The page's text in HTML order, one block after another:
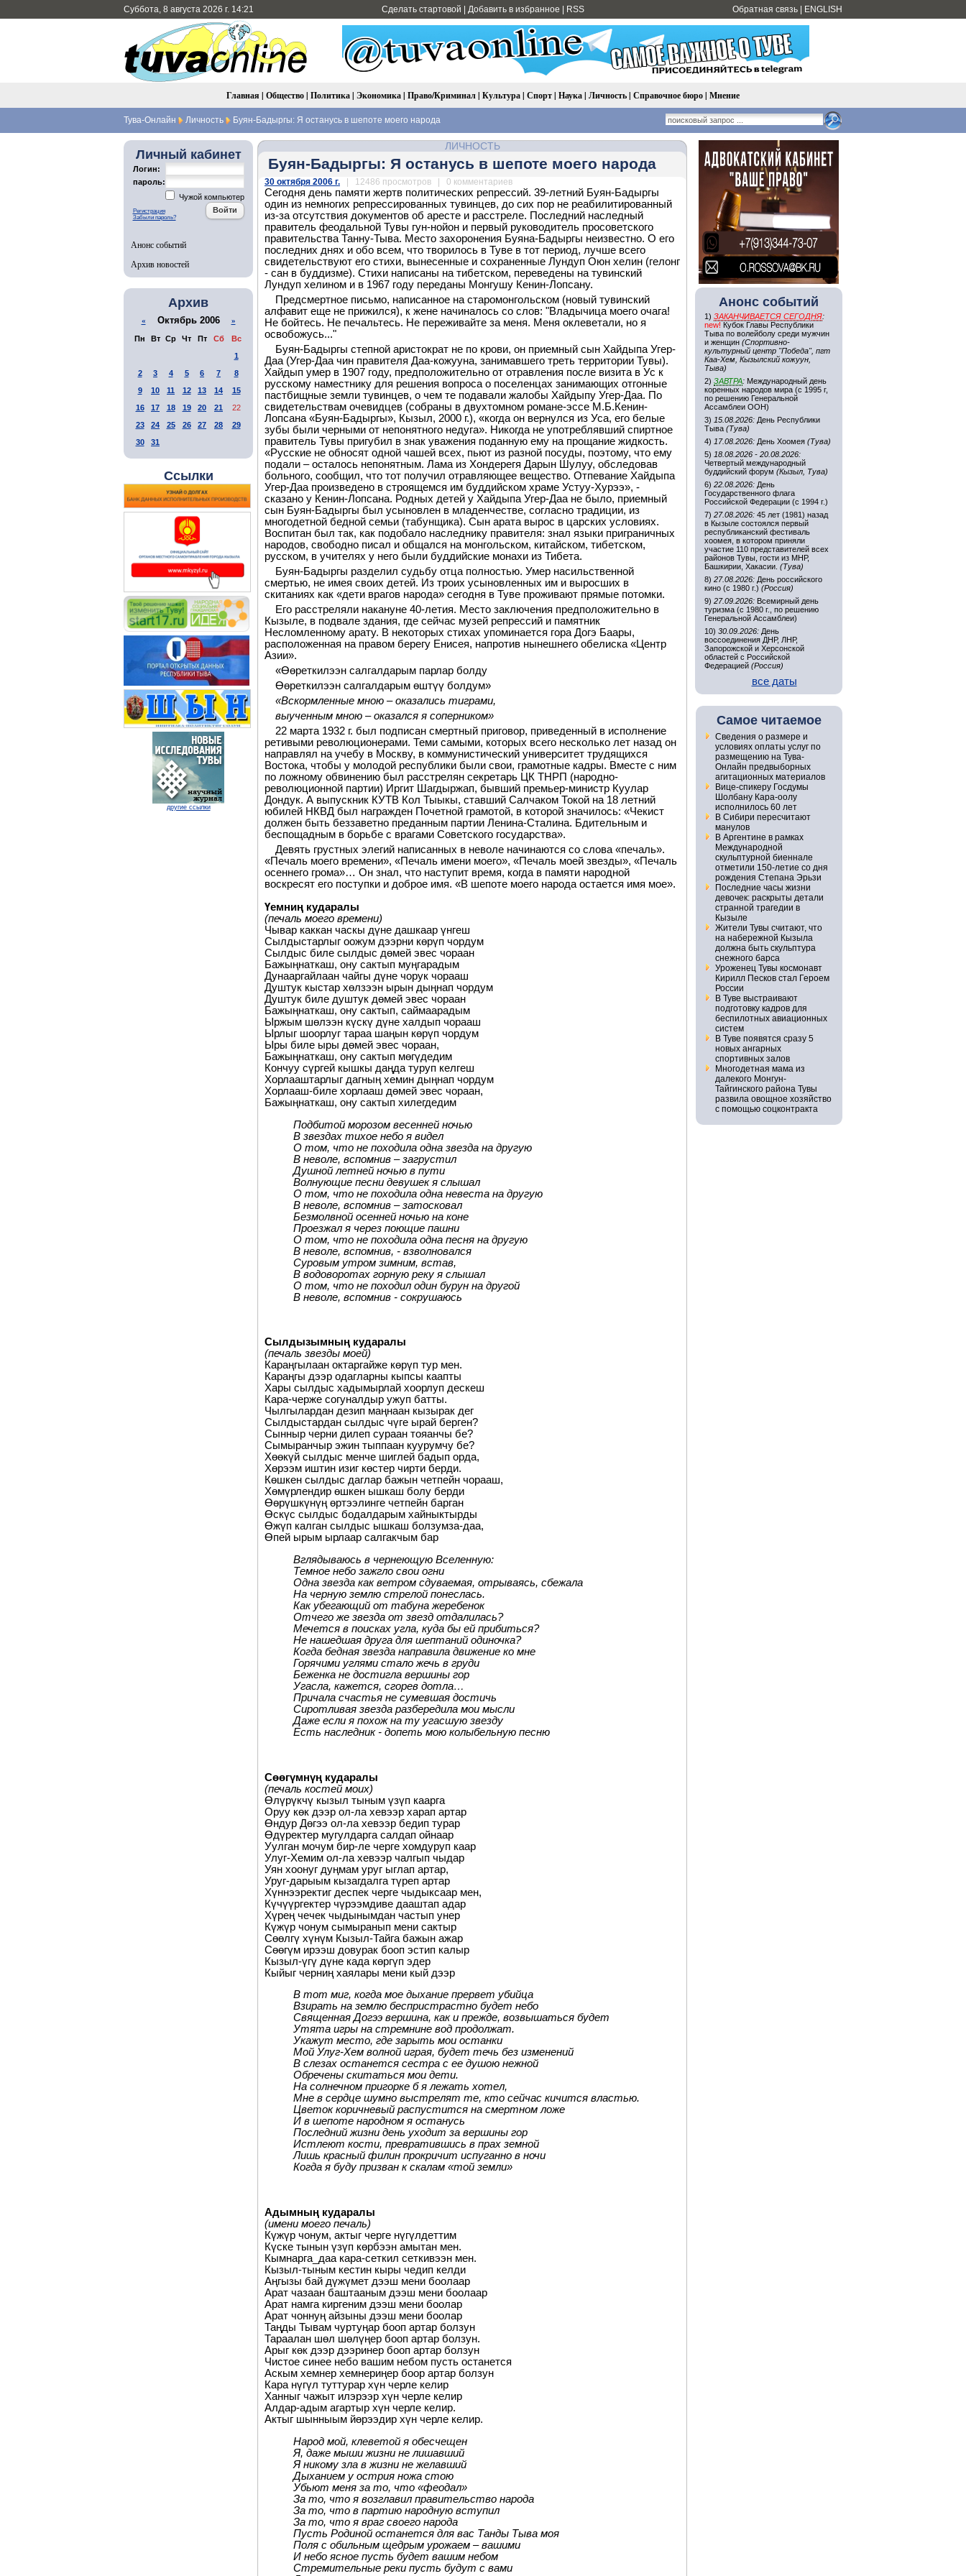
Суббота, 8 августа 2026 г. 14:21 Сделать стартовой Добавить в избранное RSS Обратная связь ENGLISH
Главная | Общество| Политика| Экономика| Право/Криминал| Культура| Спорт| Наука| Личность| Справочное бюро| Мнение
Тува-Онлайн Личность Буян-Бадыргы: Я останусь в шепоте моего народа
Личный кабинет
Логин:
пароль:
Чужой компьютер
Регистрация
Забыли пароль?
Анонс событий
Архив новостей
Архив
« Октябрь 2006 »
Пн Вт Ср Чт Пт Сб
Вс
1
2
3 4 5 6 7
8
9
10 11 12 13 14
15
16
17 18 19 20 21
22
23
24 25 26 27 28
29
30
31
Ссылки
другие ссылки
ЛИЧНОСТЬ
Буян-Бадыргы: Я останусь в шепоте моего народа
30 октября 2006 г. | 12486 просмотров | 0 комментариев
Сегодня день памяти жертв политических репрессий. 39-летний Буян-Бадыргы
один из немногих репрессированных тувинцев, до сих пор не реабилитированный
из-за отсутствия документов об аресте и расстреле. Последний наследный
правитель феодальной Тувы гун-нойон и первый руководитель просоветского
правительства Танну-Тыва. Место захоронения Буяна-Бадыргы неизвестно. О его
последних днях и обо всем, что творилось в Туве в тот период, лучше всего
свидетельствуют его стихи, вынесенные и сохраненные Лундуп Оюн хелин (гелонг
- сан в буддизме). Стихи написаны на тибетском, переведены на тувинский
Лундуп хелином и в 1967 году переданы Монгушу Кенин-Лопсану.
Предсмертное письмо, написанное на старомонгольском (новый тувинский
алфавит еще не прижился), к жене начиналось со слов: "Владычица моего очага!
Не бойтесь. Не печальтесь. Не переживайте за меня. Меня оклеветали, но я
освобожусь..."
Буян-Бадыргы степной аристократ не по крови, он приемный сын Хайдыпа Угер-
Даа (Угер-Даа чин правителя Даа-кожууна, занимавшего треть территории Тувы).
Хайдып умер в 1907 году, предположительно от отравления после визита в Ус к
русскому наместнику для решения вопроса о поселенцах занимающих отгонные
пастбищные земли тувинцев, о чем те подавали жалобы Хайдыпу Угер-Даа. По
свидетельствам очевидцев (собраны в двухтомном романе-эссе М.Б.Кенин-
Лопсана «Буян-Бадыргы», Кызыл, 2000 г.), «когда он вернулся из Уса, его белые
зубы были черными от непонятного недуга». Никогда не употреблявший спиртное
правитель Тувы пригубил в знак уважения поданную ему на прощание жидкость.
«Русские не обносят одной чашей всех, пьют из разной посуды, поэтому, что ему
подали – осталось непонятным. Лама из Хондерегя Дарын Шулуу, обследовав
больного, сообщил, что тот получил отравляющее вещество. Отпевание Хайдыпа
Угер-Даа произведено в строящемся им буддийском храме Устуу-Хурээ», -
сказано у Кенин-Лопсана. Родных детей у Хайдыпа Угер-Даа не было, приемный
сын Буян-Бадыргы был усыновлен в младенчестве, согласно традиции, из
многодетной бедной семьи (табунщика). Сын арата вырос в царских условиях.
Воспитан был так, как подобало наследнику правителя: знал языки приграничных
народов, свободно писал и общался на монгольском, китайском, тибетском,
русском, в учителях у него были буддийские монахи из Тибета.
Буян-Бадыргы разделил судьбу отца полностью. Умер насильственной
смертью, не имея своих детей. Из троих усыновленных им и выросших в
скитаниях как «дети врагов народа» сегодня в Туве проживают прямые потомки.
Его расстреляли накануне 40-летия. Место заключения предположительно в
Кызыле, в подвале здания, где сейчас музей репрессий и памятник
Несломленному арату. В некоторых стихах упоминается гора Догэ Баары,
расположенная на правом берегу Енисея, напротив нынешнего обелиска «Центр
Азии».
«Өөреткилээн салгалдарым парлар болду
Өөреткилээн салгалдарым өштүү болдум»
«Вскормленные мною – оказались тиграми,
выученным мною – оказался я соперником»
22 марта 1932 г. был подписан смертный приговор, приведенный в исполнение
ретивыми революционерами. Теми самыми, которых всего несколько лет назад он
направлял на учебу в Москву, в коммунистический университет трудящихся
Востока, чтобы у молодой республики были свои, грамотные кадры. Вместе с ним
по ложному обвинению был расстрелян секретарь ЦК ТНРП (народно-
революционной партии) Иргит Шагдыржап, бывший премьер-министр Куулар
Дондук. А выпускник КУТВ Кол Тыыкы, ставший Салчаком Токой на 18 летний
юбилей НКВД был награжден Почетной грамотой, в которой значилось: «Чекист
должен быть беззаветно преданным партии Ленина-Сталина. Бдительным и
беспощадным в борьбе с врагами Советского государства».
Девять грустных элегий написанных в неволе начинаются со слова «печаль».
«Печаль моего времени», «Печаль имени моего», «Печаль моей звезды», «Печаль
осеннего грома»… Он знал, что наступит время, когда в памяти народной
воскресят его поступки и доброе имя. «В шепоте моего народа остается имя мое».
Үемниң кударалы
(печаль моего времени)
Чывар каккан часкы дүне дашкаар үнгеш
Сылдыстарлыг оожум дээрни көрүп чордум
Сылдыс биле сылдыс дөмей эвес чораан
Бажыңнаткаш, ону сактып муңгарадым
Дунааргайлаан чайгы дүне чорук чорааш
Душтук кыстар хөлзээн ырын дыңнап чордум
Душтук биле душтук дөмей эвес чораан
Бажыңнаткаш, ону сактып, саймаарадым
Ыржым шөлээн күскү дүне халдып чорааш
Ырлыг шоорлуг тараа шаңын көрүп чордум
Ыры биле ыры дөмей эвес чораан,
Бажыңнаткаш, ону сактып мөгүдедим
Кончуу сүргей кышкы даңда туруп келгеш
Хорлааштарлыг дагның хемин дыңнап чордум
Хорлааш-биле хорлааш дөмей эвес чораан,
Бажыңнаткаш, ону сактып хилегдедим
Подбитой морозом весенней ночью
В звездах тихое небо я видел
О том, что не походила одна звезда на другую
В неволе, вспомнив – загрустил
Душной летней ночью в пути
Волнующие песни девушек я слышал
О том, что не походила одна невеста на другую
В неволе, вспомнив – затосковал
Безмолвной осенней ночью на коне
Проезжал я через поющие пашни
О том, что не походила одна песня на другую
В неволе, вспомнив, - взволновался
Суровым утром зимним, встав,
В водоворотах горную реку я слышал
О том, что не походил один бурун на другой
В неволе, вспомнив - сокрушаюсь
Сылдызымның кударалы
(печаль звезды моей)
Караңгылаан октаргайже көрүп тур мен.
Караңгы дээр одагларны кыпсы каапты
Хары сылдыс хадымырлай хоорлуп дескеш
Кара-черже согуналдыр ужуп батты.
Чылгылардан дезип маңнаан кызырак дег
Сылдыстардан сылдыс чүге ырай берген?
Сынныр черни дилеп сураан тояанчы бе?
Сымыранчыр эжин тыппаан куурумчу бе?
Хөөкүй сылдыс менче шиглей бадып орда,
Хөрээм иштин изиг көстер чирти берди.
Көшкен сылдыс даглар бажын четпейн чорааш,
Хөмүрлендир өшкен ышкаш болу берди
Өөрүшкүнүң өртээлинге четпейн барган
Өскүс сылдыс бодалдарым хайныктырды
Өжүп калган сылдыс ышкаш болзумза-даа,
Өпей ырым ырлаар салгакчым бар
Вглядываюсь в чернеющую Вселенную:
Темное небо зажгло свои огни
Одна звезда как ветром сдуваемая, отрываясь, сбежала
На черную землю стрелой понеслась.
Как убегающий от табуна жеребенок
Отчего же звезда от звезд отдалилась?
Мечется в поисках угла, куда бы ей прибиться?
Не нашедшая друга для шептаний одиночка?
Когда бедная звезда направила движение ко мне
Горячими углями стало жечь в груди
Беженка не достигла вершины гор
Угасла, кажется, сгорев дотла…
Причала счастья не сумевшая достичь
Сиротливая звезда разбередила мои мысли
Даже если я похож на ту угасшую звезду
Есть наследник - допеть мою колыбельную песню
Сөөгүмнүң кударалы
(печаль костей моих)
Өлүрүкчү кызыл тыным үзүп каарга
Оруу көк дээр ол-ла хевээр харап артар
Өндур Дөгээ ол-ла хевээр бедип турар
Өдүректер мугулдарга салдап ойнаар
Уулган мочум бир-ле черге хомдуруп каар
Улуг-Хемим ол-ла хевээр чалгып чыдар
Уян хоонуг дуңмам уруг ыглап артар,
Уруг-дарыым кызагдалга түреп артар
Хүннээректиг деспек черге чыдыксаар мен,
Күчүүргектер чүрээмдиве дааштап адар
Хүрең чечек чыдынымдан частып унер
Күжүр чонум сымыранып мени сактыр
Сөөлгү хүнүм Кызыл-Тайга бажын ажар
Сөөгүм ирээш довурак бооп эстип калыр
Кызыл-үгү дүне када көргүп эдер
Кыйыг черниң хаялары мени кый дээр
В тот миг, когда мое дыхание прервет убийца
Взирать на землю беспристрастно будет небо
Священная Догээ вершина, как и прежде, возвышаться будет
Утята игры на стремнине вод продолжат.
Укажут место, где зарыть мои останки
Мой Улуг-Хем волной играя, будет течь без изменений
В слезах останется сестра с ее душою нежной
Обречены скитаться мои дети.
На солнечном пригорке б я лежать хотел,
Мне в сердце шумно выстрелят те, кто сейчас кичится властью.
Цветок коричневый распустится на смертном ложе
И в шепоте народном я останусь
Последний жизни день уходит за вершины гор
Истлеют кости, превратившись в прах земной
Лишь красный филин прокричит испуганно в ночи
Когда я буду призван к скалам «той земли»
Адымның кударалы
(имени моего печаль)
Күжүр чонум, актыг черге нүгүлдеттим
Күске тынын үзүп көрбээн амытан мен.
Кымнарга_даа кара-сеткил сеткивээн мен.
Кызыл-тыным кестин кыры чедип келди
Аңгызы бай дүжүмет дээш мени боолаар
Арат чазаан баштааным дээш мени боолаар
Арат намга киргеним дээш мени боолар
Арат чоннуң айзыны дээш мени боолар
Таңды Тывам чуртуңар бооп артар болзун
Тараалан шөл шөлүңер бооп артар болзун.
Арыг көк дээр дээринер бооп артар болзун
Чистое синее небо вашим небом пусть останется
Аскым хемнер хемнериңер боор артар болзун
Кара нүгүл туттурар хүн черле келир
Ханныг чажыт илэрээр хүн черле келир
Алдар-адым агартыр хүн черле келир.
Актыг шынныым йөрээдир хүн черле келир.
Народ мой, клеветой я обесчещен
Я, даже мыши жизни не лишавший
Я никому зла в жизни не желавший
Дыханием у острия ножа стою
Убьют меня за то, что «феодал»
За то, что я возглавил правительство народа
За то, что в партию народную вступил
За то, что я враг своего народа
Пусть Родиной останется для вас Танды Тыва моя
Поля с обильным щедрым урожаем – вашими
И небо ясное пусть будет вашим небом
Стремительные реки пусть будут с вами
Анонс событий
1) ЗАКАНЧИВАЕТСЯ СЕГОДНЯ:
new! Кубок Главы Республики
Тыва по волейболу среди мужчин
и женщин (Спортивно-
культурный центр "Победа", пгт
Каа-Хем, Кызылский кожуун,
Тыва)
2) ЗАВТРА: Международный день
коренных народов мира (с 1995 г,
по решению Генеральной
Ассамблеи ООН)
3) 15.08.2026: День Республики
Тыва (Тува)
4) 17.08.2026: День Хоомея (Тува)
5) 18.08.2026 - 20.08.2026:
Четвертый международный
буддийский форум (Кызыл, Тува)
6) 22.08.2026: День
Государственного флага
Российской Федерации (с 1994 г.)
7) 27.08.2026: 45 лет (1981) назад
в Кызыле состоялся первый
республиканский фестиваль
хоомея, в котором приняли
участие 110 представителей всех
районов Тувы, гости из МНР,
Башкирии, Хакасии. (Тува)
8) 27.08.2026: День российского
кино (с 1980 г.) (Россия)
9) 27.09.2026: Всемирный день
туризма (с 1980 г., по решению
Генеральной Ассамблеи)
10) 30.09.2026: День
воссоединения ДНР, ЛНР,
Запорожской и Херсонской
областей с Российской
Федерацией (Россия)
все даты
Самое читаемое
Сведения о размере и
условиях оплаты услуг по
размещению на Тува-
Онлайн предвыборных
агитационных материалов
Вице-спикеру Госдумы
Шолбану Кара-оолу
исполнилось 60 лет
В Сибири пересчитают
манулов
В Аргентине в рамках
Международной
скульптурной биеннале
отметили 150-летие со дня
рождения Степана Эрьзи
Последние часы жизни
девочек: раскрыты детали
странной трагедии в
Кызыле
Жители Тувы считают, что
на набережной Кызыла
должна быть скульптура
снежного барса
Уроженец Тувы космонавт
Кирилл Песков стал Героем
России
В Туве выстраивают
подготовку кадров для
беспилотных авиационных
систем
В Туве появятся сразу 5
новых ангарных
спортивных залов
Многодетная мама из
далекого Монгун-
Тайгинского района Тувы
развила овощное хозяйство
с помощью соцконтракта